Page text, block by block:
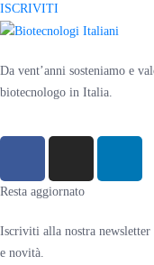
ISCRIVITI
Da vent’anni sosteniamo e
biotecnologo in Italia.
Resta aggiornato
Iscriviti alla nostra newsletter
e novità.